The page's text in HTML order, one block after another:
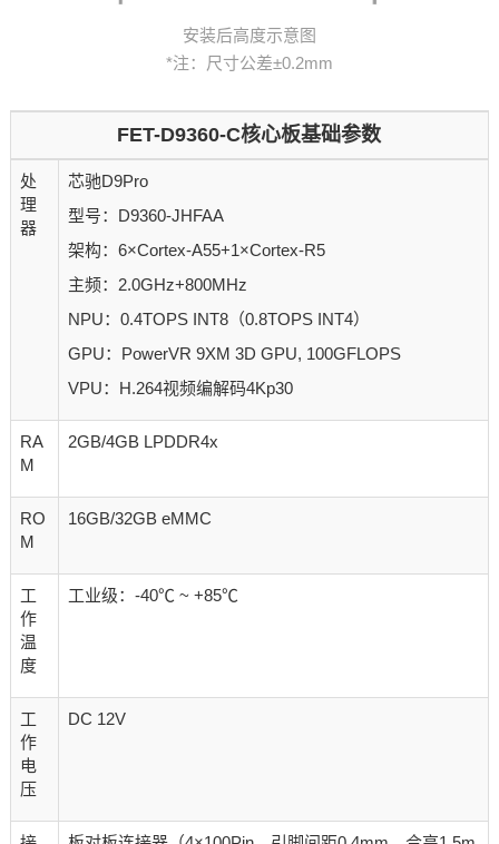
安装后高度示意图
*注：尺寸公差±0.2mm
FET-D9360-C核心板基础参数
处
理
器
芯驰D9Pro
型号：D9360-JHFAA
架构：6×Cortex-A55+1×Cortex-R5
主频：2.0GHz+800MHz
NPU：0.4TOPS INT8（0.8TOPS INT4）
GPU：PowerVR 9XM 3D GPU, 100GFLOPS
VPU：H.264视频编解码4Kp30
RA
M
2GB/4GB LPDDR4x
RO
M
16GB/32GB eMMC
工
作
温
度
工业级：-40℃ ~ +85℃
工
作
电
压
DC 12V